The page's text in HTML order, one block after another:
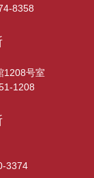
8358
号室
1208
3374